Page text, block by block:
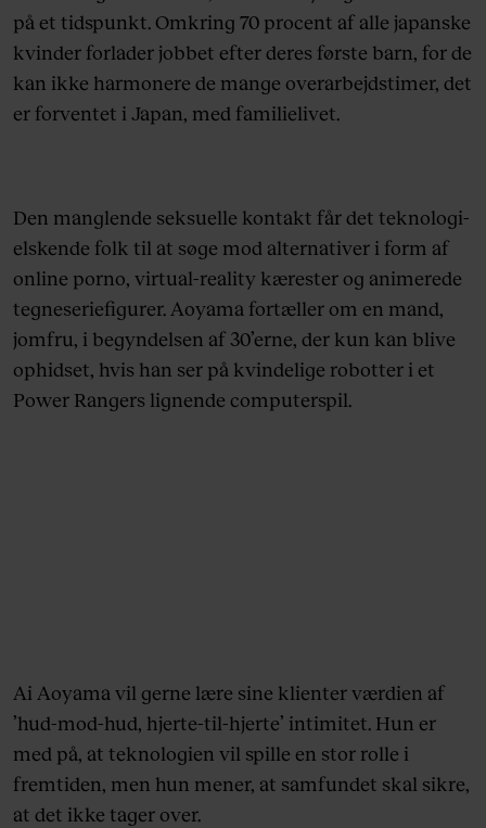
på et tidspunkt. Omkring 70 procent af alle japanske
kvinder forlader jobbet efter deres første barn, for de
kan ikke harmonere de mange overarbejdstimer, det
er forventet i Japan, med familielivet.
Den manglende seksuelle kontakt får det teknologi-
elskende folk til at søge mod alternativer i form af
online porno, virtual-reality kærester og animerede
tegneseriefigurer. Aoyama fortæller om en mand,
jomfru, i begyndelsen af 30’erne, der kun kan blive
ophidset, hvis han ser på kvindelige robotter i et
Power Rangers lignende computerspil.
Ai Aoyama vil gerne lære sine klienter værdien af
’hud-mod-hud, hjerte-til-hjerte’ intimitet. Hun er
med på, at teknologien vil spille en stor rolle i
fremtiden, men hun mener, at samfundet skal sikre,
at det ikke tager over.